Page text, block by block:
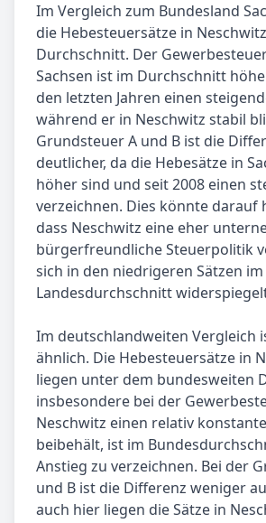
Im Vergleich zum Bundesland
die Hebesteuersätze in
Durchschnitt. Der
Sachsen ist im Durchschnitt
den letzten Jahren einen
während er in Neschwitz stabil
Grundsteuer A und B ist die
deutlicher, da die Hebesätze in
höher sind und seit 2008 einen
verzeichnen. Dies könnte darauf
dass Neschwitz eine eher
bürgerfreundliche Steuerpolitik
sich in den niedrigeren Sätzen
Landesdurchschnitt
Im deutschlandweiten Vergleich
ähnlich. Die Hebesteuersätze in
liegen unter dem bundesweiten
insbesondere bei der
Neschwitz einen relativ
beibehält, ist im
Anstieg zu verzeichnen. Bei der
und B ist die Differenz weniger
auch hier liegen die Sätze in